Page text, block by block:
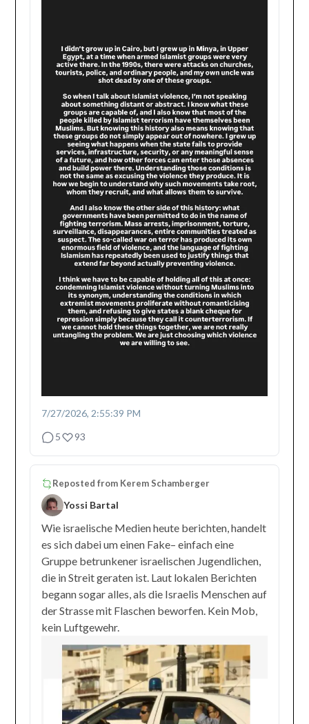
7/27/2026, 2:55:39 PM
5
93
Reposted from Kerem Schamberger
Yossi Bartal
Wie israelische Medien heute berichten, handelt
es sich dabei um einen Fake– einfach eine
Gruppe betrunkener israelischen Jugendlichen,
die in Streit geraten ist. Laut lokalen Berichten
begann sogar alles, als die Israelis Menschen auf
der Strasse mit Flaschen beworfen. Kein Mob,
kein Luftgewehr.